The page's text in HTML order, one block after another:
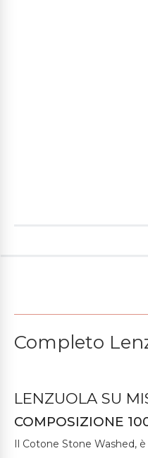
Completo
LENZUOLA SU
COMPOSIZIONE
Il Cotone Stone Washed,